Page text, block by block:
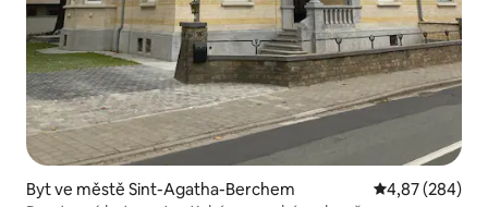
Byt ve městě Sint-Agatha-Berchem Průměrné
4,87 (284)